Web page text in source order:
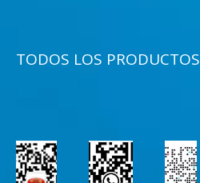
TODOS LOS PRODUCTOS